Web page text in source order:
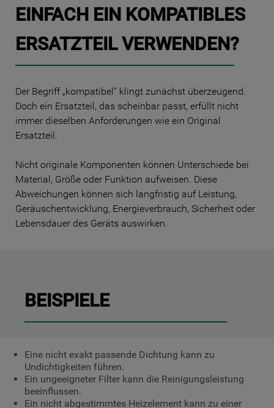
EINFACH EIN KOMPATIBLES
ERSATZTEIL VERWENDEN?
Der Begriff „kompatibel“ klingt zunächst überzeugend.
Doch ein Ersatzteil, das scheinbar passt, erfüllt nicht
immer dieselben Anforderungen wie ein Original
Ersatzteil.
Nicht originale Komponenten können Unterschiede bei
Material, Größe oder Funktion aufweisen. Diese
Abweichungen können sich langfristig auf Leistung,
Geräuschentwicklung, Energieverbrauch, Sicherheit oder
Lebensdauer des Geräts auswirken.
BEISPIELE
Eine nicht exakt passende Dichtung kann zu
Undichtigkeiten führen.
Ein ungeeigneter Filter kann die Reinigungsleistung
beeinflussen.
Ein nicht abgestimmtes Heizelement kann zu einer